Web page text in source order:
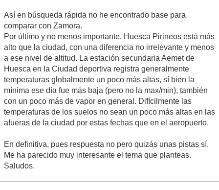
Así en búsqueda rápida no he encontrado base para
comparar con Zamora.
Por último y no menos importante, Huesca Pirineos está más
alto que la ciudad, con una diferencia no irrelevante y menos
a ese nivel de altitud. La estación secundaria Aemet de
Huesca en la Ciudad deportiva registra generalmente
temperaturas globalmente un poco más altas, sí bien la
mínima ese día fue más baja (pero no la max/min), también
con un poco más de vapor en general. Difícilmente las
temperaturas de los suelos no sean un poco más altas en las
afueras de la ciudad por estas fechas que en el aeropuerto.
En definitiva, pues respuesta no pero quizás unas pistas sí.
Me ha parecido muy interesante el tema que planteas.
Saludos.